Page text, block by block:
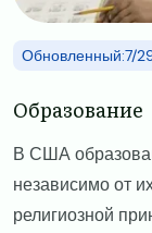
Обновленный:7/
Образование
В США
независимо от
религиозной